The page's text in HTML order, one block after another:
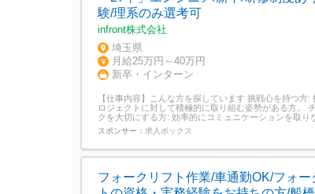
験/理系のみ選考可
infront株式会社
埼玉県
月給25万円～40万円
新卒・インターン
【仕事内容】こんな方を探しています 挑戦心を持つ方:
ロジェクトに対して積極的に取り組む姿勢がある方。
クを大切にする方: 効率的にコミュニケーションを取り
仲間と一緒に成果を上げられる方。 スキルを磨きたい方
成長を目指し、専門スキルを高めたい方。 何か新しいこ
ドしてみたい方。...
スポンサー： 求人ボックス
フォークリフト作業/車通勤OK/フォー